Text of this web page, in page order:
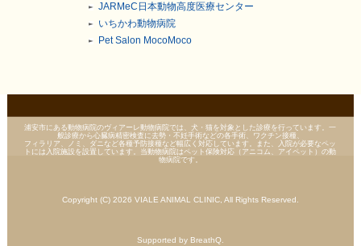
JARMeC日本動物高度医療センター
いちかわ動物病院
Pet Salon MocoMoco
浦安市にある動物病院のヴィアーレ動物病院では、犬・猫を対象とした診療を行っています。一
般診療から心臓病精密検査に去勢・不妊手術などの各手術、ワクチン接種、
フィラリア、ノミ、ダニなど各種予防接種など幅広く対応しています。また、入院が必要なペッ
トには入院施設を設置しています。当動物病院はペット保険対応（アニコム、アイペット）の動
物病院です。
Copyright (C) 2026 VIALE ANIMAL CLINIC, All Rights Reserved.
Supported by BreathQ.